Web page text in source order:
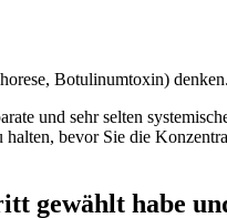
Botulinumtoxin) denken.
und⁢ sehr selten
bevor Sie die
gewählt habe​